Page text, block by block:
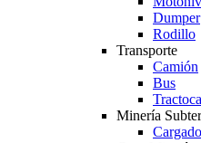
Dumper
Rodillo
Transporte
Camión
Bus
Minería